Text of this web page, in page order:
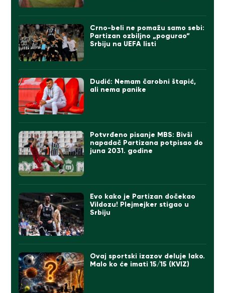
Crno-beli ne pomažu samo sebi:
Partizan ozbiljno „pogurao“
Srbiju na UEFA listi
Dudić: Nemam čarobni štapić,
ali nema panike
Potvrđeno pisanje MBS: Bivši
napadač Partizana potpisao do
juna 2031. godine
Evo kako je Partizan dočekao
Vildozu! Plejmejker stigao u
Srbiju
Ovaj sportski izazov deluje lako.
Malo ko će imati 15/15 (KVIZ)